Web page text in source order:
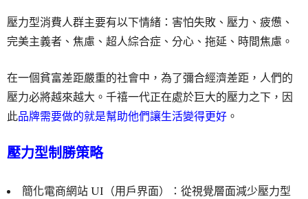
壓力型消費人群主要有以下情緒：害怕失敗、壓力、疲憊、
完美主義者、焦慮、超人綜合症、分心、拖延、時間焦慮。
在一個貧富差距嚴重的社會中，為了彌合經濟差距，人們的
壓力必將越來越大。千禧一代正在處於巨大的壓力之下，因
此品牌需要做的就是幫助他們讓生活變得更好 。
壓力型制勝策略
簡化電商網站 UI（用戶界面）：從視覺層面減少壓力型